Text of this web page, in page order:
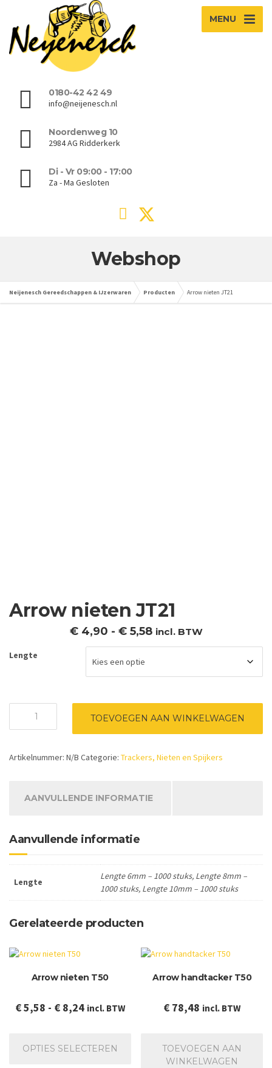
MENU
0180-42 42 49
info@neijenesch.nl
Noordenweg 10
2984 AG Ridderkerk
Di - Vr 09:00 - 17:00
Za - Ma Gesloten
Webshop
Neijenesch Gereedschappen & IJzerwaren Producten Arrow nieten JT21
Arrow nieten JT21
€4,90 - €5,58Prijsklasse:
€ 4,90
€ 5,58
incl. BTW
Lengte
TOEVOEGEN AAN WINKELWAGEN
Artikelnummer: N/B Categorie: Trackers, Nieten en Spijkers
AANVULLENDE INFORMATIE
Aanvullende informatie
Lengte
Lengte 6mm – 1000 stuks, Lengte 8mm –
1000 stuks, Lengte 10mm – 1000 stuks
Gerelateerde producten
Arrow nieten T50
€5,58 - €8,24Prijsklasse:
€ 8,24
incl. BTW
OPTIES SELECTEREN
Arrow handtacker T50
€ 78,48 incl. BTW
TOEVOEGEN AAN
WINKELWAGEN